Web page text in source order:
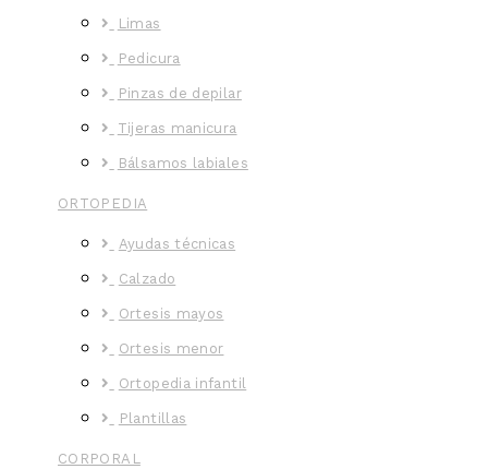
Limas
Pedicura
Pinzas de depilar
Tijeras manicura
Bálsamos labiales
ORTOPEDIA
Ayudas técnicas
Calzado
Ortesis mayos
Ortesis menor
Ortopedia infantil
Plantillas
CORPORAL